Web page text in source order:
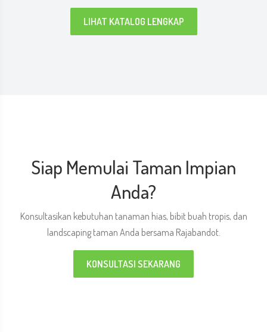
LIHAT KATALOG LENGKAP
Siap Memulai Taman Impian
Anda?
Konsultasikan kebutuhan tanaman hias, bibit buah tropis, dan
landscaping taman Anda bersama Rajabandot.
KONSULTASI SEKARANG